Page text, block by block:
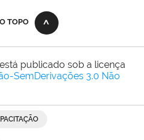
TOPO
publicado sob a licença
SemDerivações 3.0 Não